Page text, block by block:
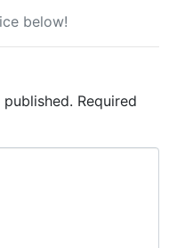
below!
Required